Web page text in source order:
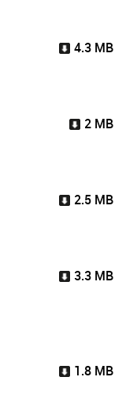
4.3 MB
2 MB
2.5 MB
3.3 MB
1.8 MB